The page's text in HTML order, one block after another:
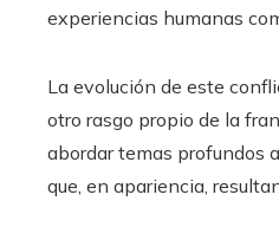
experiencias humanas
La evolución de este
otro rasgo propio de la
abordar temas profundos
que, en apariencia,